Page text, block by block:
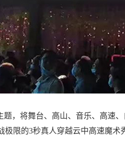
题，将舞台、高山、音乐、高速
限的3秒真人穿越云中高速魔